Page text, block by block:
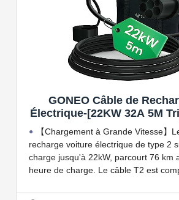
GONEO Câble de
Électrique-[22KW 32A 5M
Type 2 à Type 2 EV/PHEV,
Sac de Transport,
3/S/X/Y, e-208, ID.5, E-Tron,
etc
【Chargement à Grande Vitesse】
recharge voiture électrique de type 2
charge jusqu'à 22kW, parcourt 76 km
heure de charge. Le câble T2 est